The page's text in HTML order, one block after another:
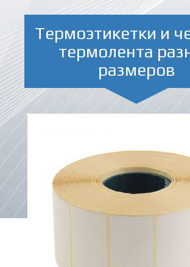
Термоэтикетки и
термолента
размеров